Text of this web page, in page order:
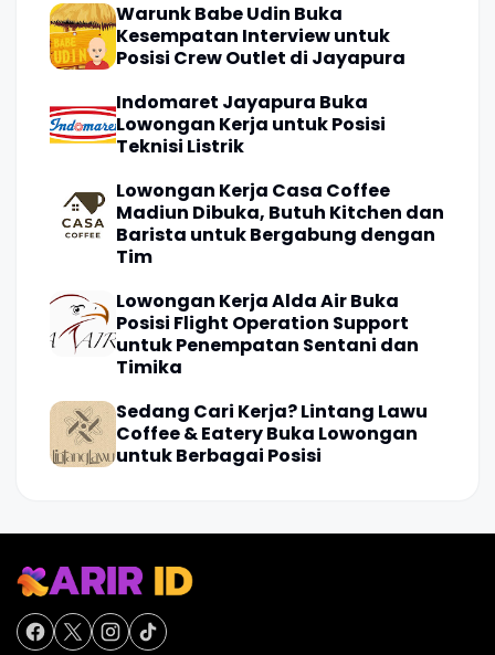
Warunk Babe Udin Buka
Kesempatan Interview untuk
Posisi Crew Outlet di Jayapura
Indomaret Jayapura Buka
Lowongan Kerja untuk Posisi
Teknisi Listrik
Lowongan Kerja Casa Coffee
Madiun Dibuka, Butuh Kitchen dan
Barista untuk Bergabung dengan
Tim
Lowongan Kerja Alda Air Buka
Posisi Flight Operation Support
untuk Penempatan Sentani dan
Timika
Sedang Cari Kerja? Lintang Lawu
Coffee & Eatery Buka Lowongan
untuk Berbagai Posisi